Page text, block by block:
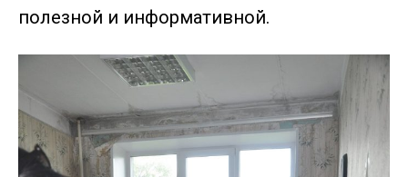
полезной и информативной.